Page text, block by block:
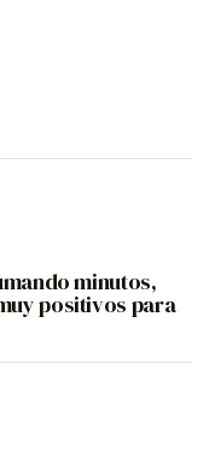
minutos,
positivos para